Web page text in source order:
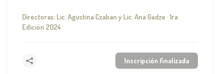
Directoras: Lic. Agustina Czaban y Lic. Ana Gadze · 1ra
Edición 2024
Inscripción finalizada